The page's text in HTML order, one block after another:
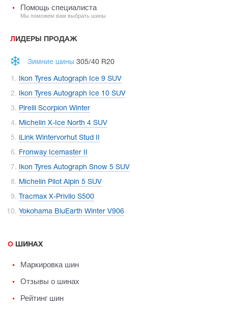
Помощь специалиста
Мы поможем вам выбрать шины
ЛИДЕРЫ ПРОДАЖ
Зимние шины 305/40 R20
Ikon Tyres Autograph Ice 9 SUV
Ikon Tyres Autograph Ice 10 SUV
Pirelli Scorpion Winter
Michelin X-Ice North 4 SUV
iLink Wintervorhut Stud II
Fronway Icemaster II
Ikon Tyres Autograph Snow 5 SUV
Michelin Pilot Alpin 5 SUV
Tracmax X-Privilo S500
Yokohama BluEarth Winter V906
О ШИНАХ
Маркировка шин
Отзывы о шинах
Рейтинг шин